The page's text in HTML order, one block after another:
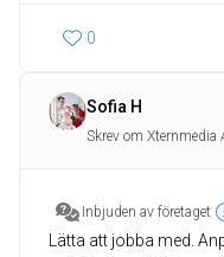
0
Sofia H
Skrev om Xternmedia
Inbjuden av företaget
Lätta att jobba med.